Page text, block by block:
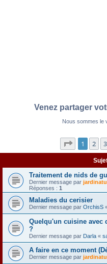
Venez partager
Nous sommes le
Page 1sur
1 2 3
Traitement de nids de
Dernier message par
Réponses : 1
Maladies du cerisier
Dernier message par OrchisS
Quelqu'un cuisine avec
?
Dernier message par Darla «
A faire en ce moment
Dernier message par